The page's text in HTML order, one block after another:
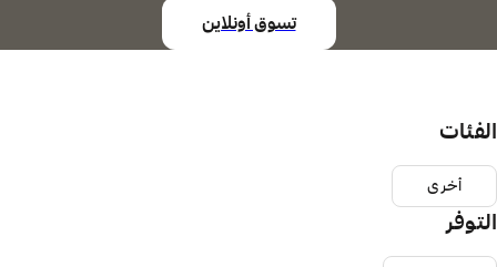
تسوق أونلاين
الفئات
أخرى
التوفر